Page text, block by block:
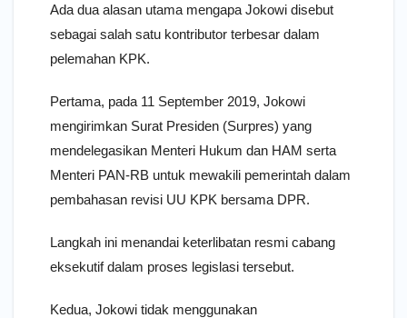
Ada dua alasan utama mengapa Jokowi disebut
sebagai salah satu kontributor terbesar dalam
pelemahan KPK.
Pertama, pada 11 September 2019, Jokowi
mengirimkan Surat Presiden (Surpres) yang
mendelegasikan Menteri Hukum dan HAM serta
Menteri PAN-RB untuk mewakili pemerintah dalam
pembahasan revisi UU KPK bersama DPR.
Langkah ini menandai keterlibatan resmi cabang
eksekutif dalam proses legislasi tersebut.
Kedua, Jokowi tidak menggunakan